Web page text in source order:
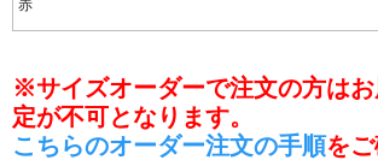
※サイズオーダーで注文の方は
定が不可となります。
こちらのオーダー注文の手順を